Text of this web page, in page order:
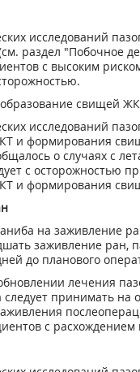
исследований
раздел "Побочное
с высоким
свищей
исследований
и формирования
о случаях с
с осторожностью
и формирования
на заживление
заживление ран,
до планового
лечения
следует принимать на
с